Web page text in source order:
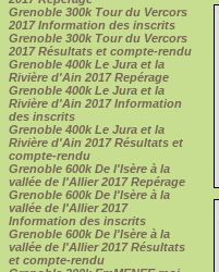
Grenoble 300k Tour du Vercors
2017 Information des inscrits
Grenoble 300k Tour du Vercors
2017 Résultats et compte-rendu
Grenoble 400k Le Jura et la
Rivière d'Ain 2017 Repérage
Grenoble 400k Le Jura et la
Rivière d'Ain 2017 Information
des inscrits
Grenoble 400k Le Jura et la
Rivière d'Ain 2017 Résultats et
compte-rendu
Grenoble 600k De l'Isère à la
vallée de l'Allier 2017 Repérage
Grenoble 600k De l'Isère à la
vallée de l'Allier 2017
Information des inscrits
Grenoble 600k De l'Isère à la
vallée de l'Allier 2017 Résultats
et compte-rendu